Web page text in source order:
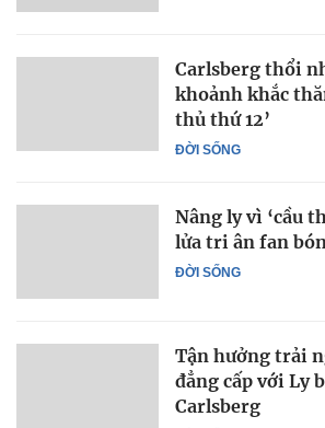
ĐỜI SỐNG
Carlsberg thổi
khoảnh khắc
thủ thứ 12’
ĐỜI SỐNG
Nâng ly vì ‘cầu
lửa tri ân fan
Tận hưởng trải
đẳng cấp với Ly
Carlsberg